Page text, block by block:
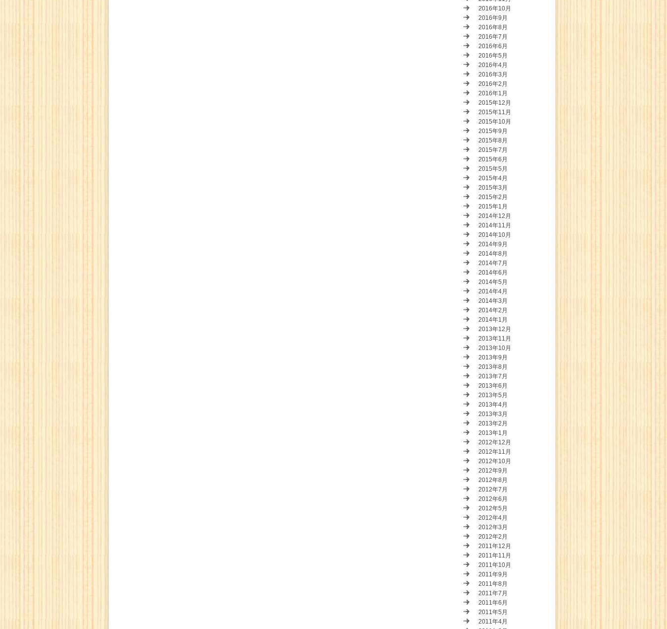
2016年10月
2016年9月
2016年8月
2016年7月
2016年6月
2016年5月
2016年4月
2016年3月
2016年2月
2016年1月
2015年12月
2015年11月
2015年10月
2015年9月
2015年8月
2015年7月
2015年6月
2015年5月
2015年4月
2015年3月
2015年2月
2015年1月
2014年12月
2014年11月
2014年10月
2014年9月
2014年8月
2014年7月
2014年6月
2014年5月
2014年4月
2014年3月
2014年2月
2014年1月
2013年12月
2013年11月
2013年10月
2013年9月
2013年8月
2013年7月
2013年6月
2013年5月
2013年4月
2013年3月
2013年2月
2013年1月
2012年12月
2012年11月
2012年10月
2012年9月
2012年8月
2012年7月
2012年6月
2012年5月
2012年4月
2012年3月
2012年2月
2011年12月
2011年11月
2011年10月
2011年9月
2011年8月
2011年7月
2011年6月
2011年5月
2011年4月